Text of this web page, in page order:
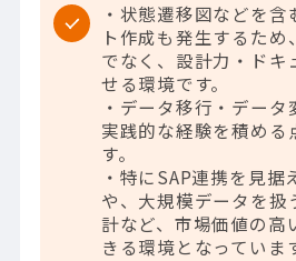
・状態遷移図などを
ト作成も発生するた
でなく、設計力・ドキ
せる環境です。
・データ移行・データ
実践的な経験を積める
す。
・特にSAP連携を見据
や、大規模データを扱
計など、市場価値の高
きる環境となっていま